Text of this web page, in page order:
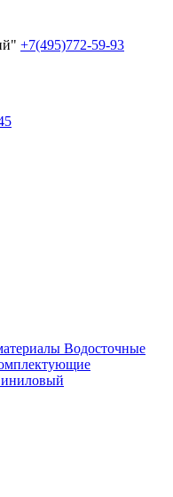
+7(495)772-59-93
Водосточные